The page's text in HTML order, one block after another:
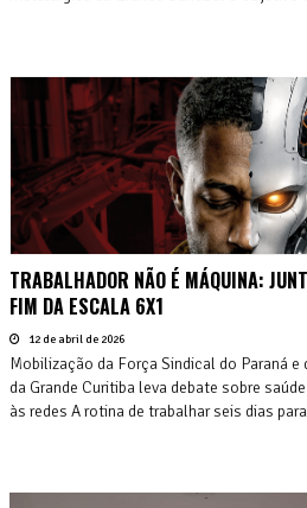
TRABALHADOR NÃO É MÁQUINA:
FIM DA ESCALA 6X1
12 de abril de 2026
Mobilização da Força Sindical do Paraná
da Grande Curitiba leva debate sobre
às redes A rotina de trabalhar seis dias